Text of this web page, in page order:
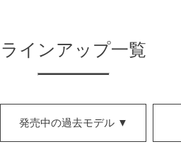
ラインアップ一覧
発売中の過去モデル ▼